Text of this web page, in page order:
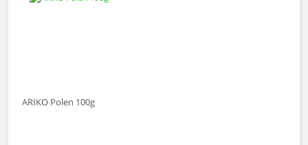
ARIKO Polen 100g